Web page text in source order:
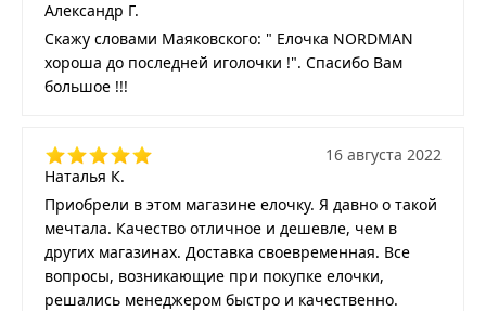
Александр Г.
Скажу словами Маяковского: " Елочка NORDMAN
хороша до последней иголочки !". Спасибо Вам
большое !!!
Наталья К.
16 августа 2022
Приобрели в этом магазине елочку. Я давно о такой
мечтала. Качество отличное и дешевле, чем в
других магазинах. Доставка своевременная. Все
вопросы, возникающие при покупке елочки,
решались менеджером быстро и качественно.